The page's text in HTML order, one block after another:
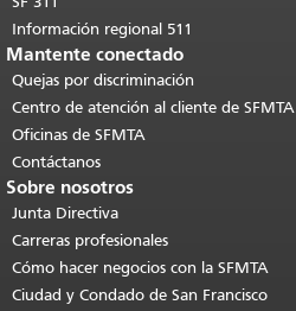
Información regional 511
Mantente conectado
Quejas por discriminación
Centro de atención al cliente de SFMTA
Oficinas de SFMTA
Contáctanos
Sobre nosotros
Junta Directiva
Carreras profesionales
Cómo hacer negocios con la SFMTA
Ciudad y Condado de San Francisco